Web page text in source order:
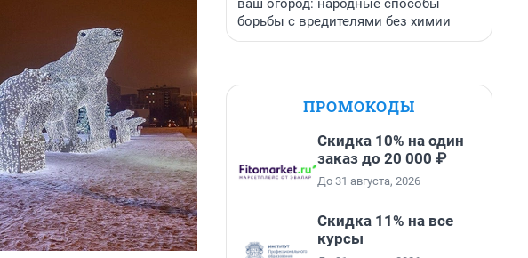
ваш огород: народные способы
борьбы с вредителями без химии
ПРОМОКОДЫ
Скидка 10% на один
заказ до 20 000 ₽
До 31 августа, 2026
Скидка 11% на все
курсы